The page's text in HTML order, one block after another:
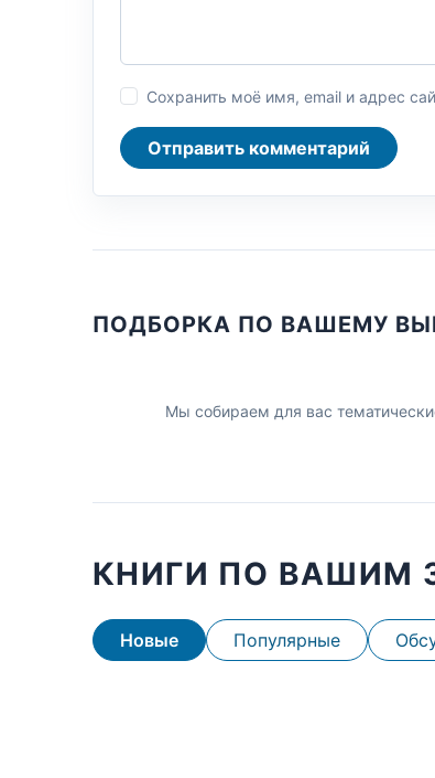
Сохранить моё имя, email и адрес
Отправить комментарий
ПОДБОРКА ПО ВАШЕМУ
Мы собираем для вас
КНИГИ ПО ВАШИМ
Новые Популярные